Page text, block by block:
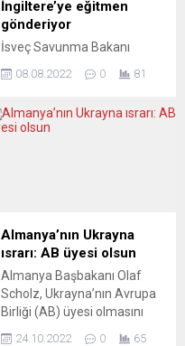
İngiltere’ye eğitmen
gönderiyor
İsveç Savunma Bakanı
Ukrayna Silahlı Kuvvetlerine
İngiltere’ye eğitmenler
askerleri eğitmek için
İngiltere’ye gönderileceğini
duyurdu. Eğitim programının
31 Aralık’a kadar süreceğini
söyleyen Hultqvist, “Dış
dünyanın, ülkenin egemenlik
ve kendi kaderini tayin...
08.08.2022 0 81
Almanya’nın Ukrayna
ısrarı: AB üyesi olsun
Almanya Başbakanı Olaf
Scholz, Ukrayna’nın Avrupa
Birliği (AB) üyesi olmasını
24.10.2022 0 65